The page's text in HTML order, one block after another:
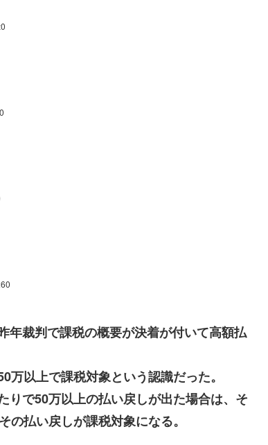
年裁判で課税の概要が決着が付いて高額払
以上で課税対象という認識だった。
で50万以上の払い戻しが出た場合は、そ
払い戻しが課税対象になる。